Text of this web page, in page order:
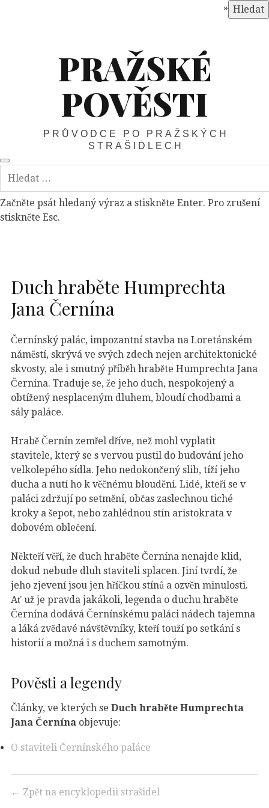
PRAŽSKÉ
POVĚSTI
PRŮVODCE PO PRAŽSKÝCH
STRAŠIDLECH
» Hledat
Začněte psát hledaný výraz a stiskněte Enter. Pro zrušení
stiskněte Esc.
Duch hraběte Humprechta
Jana Černína
Černínský palác, impozantní stavba na Loretánském
náměstí, skrývá ve svých zdech nejen architektonické
skvosty, ale i smutný příběh hraběte Humprechta Jana
Černína. Traduje se, že jeho duch, nespokojený a
obtížený nesplaceným dluhem, bloudí chodbami a
sály paláce.
Hrabě Černín zemřel dříve, než mohl vyplatit
stavitele, který se s vervou pustil do budování jeho
velkolepého sídla. Jeho nedokončený slib, tíží jeho
ducha a nutí ho k věčnému bloudění. Lidé, kteří se v
paláci zdržují po setmění, občas zaslechnou tiché
kroky a šepot, nebo zahlédnou stín aristokrata v
dobovém oblečení.
Někteří věří, že duch hraběte Černína nenajde klid,
dokud nebude dluh staviteli splacen. Jiní tvrdí, že
jeho zjevení jsou jen hříčkou stínů a ozvěn minulosti.
Ať už je pravda jakákoli, legenda o duchu hraběte
Černína dodává Černínskému paláci nádech tajemna
a láká zvědavé návštěvníky, kteří touží po setkání s
historií a možná i s duchem samotným.
Pověsti a legendy
Články, ve kterých se Duch hraběte Humprechta
Jana Černína objevuje:
O staviteli Černínského paláce
← Zpět na encyklopedii strašidel